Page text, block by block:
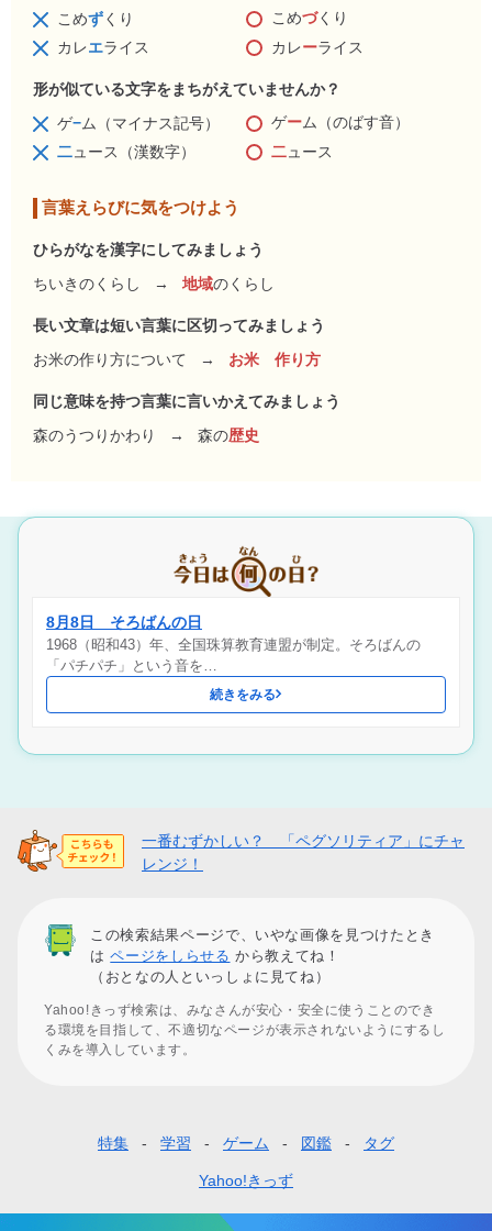
こめずくり こめづくり
カレエライス カレーライス
形が似ている文字をまちがえていませんか？
ゲ−ム（マイナス記号） ゲーム（のばす音）
二ュース（漢数字） 二ュース
言葉えらびに気をつけよう
ひらがなを漢字にしてみましょう
ちいきのくらし
→ 地域のくらし
長い文章は短い言葉に区切ってみましょう
お米の作り方について
→ お米 作り方
同じ意味を持つ言葉に言いかえてみましょう
森のうつりかわり
→ 森の歴史
8月8日 そろばんの日
1968（昭和43）年、全国珠算教育連盟が制定。そろばんの
「パチパチ」という音を…
続きをみる
一番むずかしい？ 「ペグソリティア」にチャ
レンジ！
この検索結果ページで、いやな画像を見つけたとき
はページをしらせる から教えてね！
（おとなの人といっしょに見てね）
Yahoo!きっず検索は、みなさんが安心・安全に使うことのでき
る環境を目指して、不適切なページが表示されないようにするし
くみを導入しています。
タ
特集 学習 ゲーム 図鑑 タグ
Yahoo!きっず